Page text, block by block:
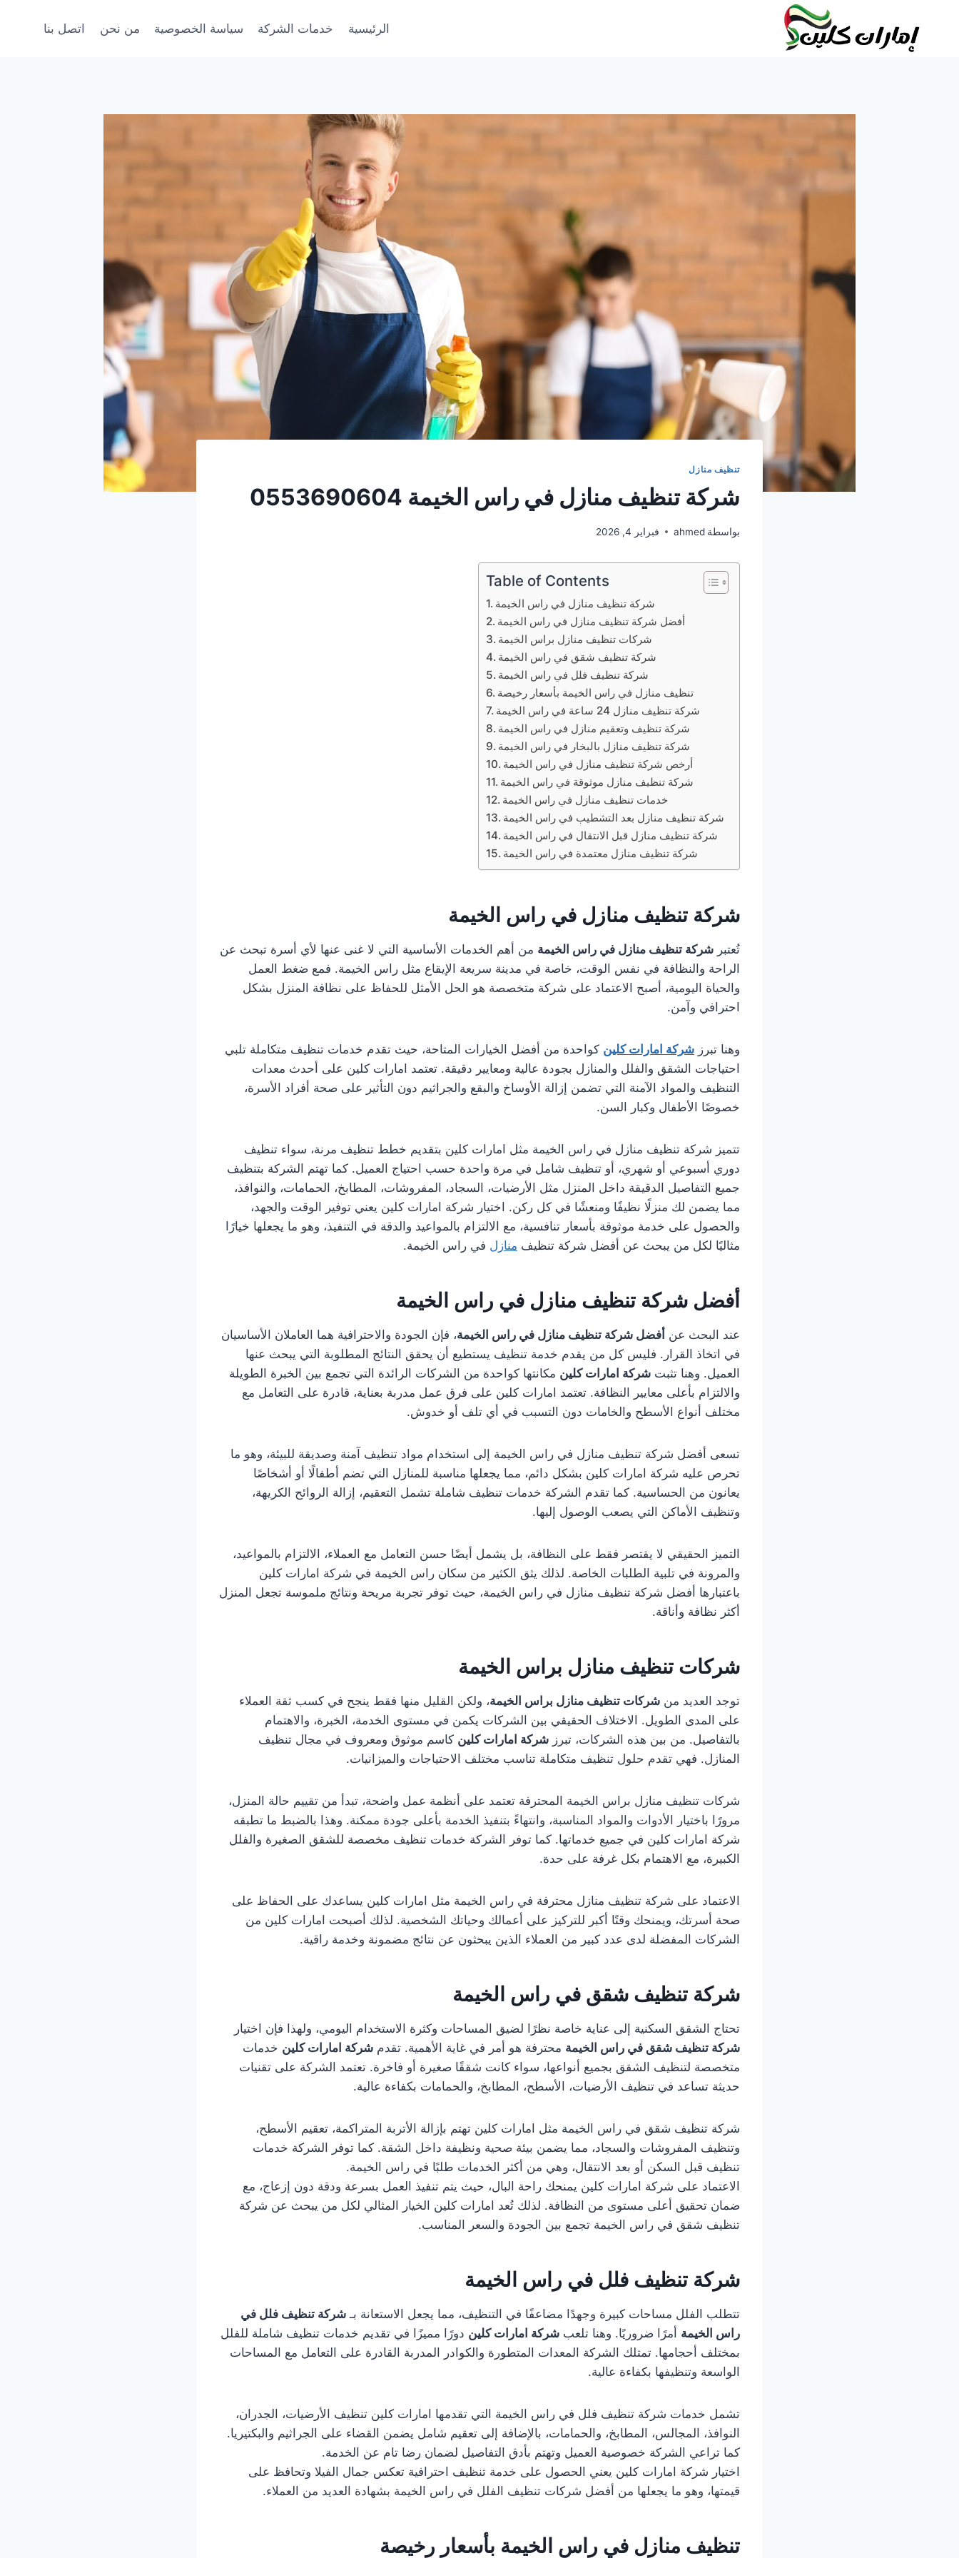
الرئيسية خدمات الشركة سياسة الخصوصية من نحن اتصل بنا
تنظيف منازل
شركة تنظيف منازل في راس الخيمة 0553690604
بواسطة ahmed فبراير 4, 2026
Table of Contents
شركة تنظيف منازل في راس الخيمة
أفضل شركة تنظيف منازل في راس الخيمة
شركات تنظيف منازل براس الخيمة
شركة تنظيف شقق في راس الخيمة
شركة تنظيف فلل في راس الخيمة
تنظيف منازل في راس الخيمة بأسعار رخيصة
شركة تنظيف منازل 24 ساعة في راس الخيمة
شركة تنظيف وتعقيم منازل في راس الخيمة
شركة تنظيف منازل بالبخار في راس الخيمة
أرخص شركة تنظيف منازل في راس الخيمة
شركة تنظيف منازل موثوقة في راس الخيمة
خدمات تنظيف منازل في راس الخيمة
شركة تنظيف منازل بعد التشطيب في راس الخيمة
شركة تنظيف منازل قبل الانتقال في راس الخيمة
شركة تنظيف منازل معتمدة في راس الخيمة
شركة تنظيف منازل في راس الخيمة
تُعتبر شركة تنظيف منازل في راس الخيمة من أهم الخدمات الأساسية التي لا غنى عنها لأي أسرة تبحث عن
الراحة والنظافة في نفس الوقت، خاصة في مدينة سريعة الإيقاع مثل راس الخيمة. فمع ضغط العمل
والحياة اليومية، أصبح الاعتماد على شركة متخصصة هو الحل الأمثل للحفاظ على نظافة المنزل بشكل
احترافي وآمن.
وهنا تبرز شركة امارات كلين كواحدة من أفضل الخيارات المتاحة، حيث تقدم خدمات تنظيف متكاملة تلبي
احتياجات الشقق والفلل والمنازل بجودة عالية ومعايير دقيقة. تعتمد امارات كلين على أحدث معدات
التنظيف والمواد الآمنة التي تضمن إزالة الأوساخ والبقع والجراثيم دون التأثير على صحة أفراد الأسرة،
خصوصًا الأطفال وكبار السن.
تتميز شركة تنظيف منازل في راس الخيمة مثل امارات كلين بتقديم خطط تنظيف مرنة، سواء تنظيف
دوري أسبوعي أو شهري، أو تنظيف شامل في مرة واحدة حسب احتياج العميل. كما تهتم الشركة بتنظيف
جميع التفاصيل الدقيقة داخل المنزل مثل الأرضيات، السجاد، المفروشات، المطابخ، الحمامات، والنوافذ،
مما يضمن لك منزلًا نظيفًا ومنعشًا في كل ركن. اختيار شركة امارات كلين يعني توفير الوقت والجهد،
والحصول على خدمة موثوقة بأسعار تنافسية، مع الالتزام بالمواعيد والدقة في التنفيذ، وهو ما يجعلها خيارًا
مثاليًا لكل من يبحث عن أفضل شركة تنظيف منازل في راس الخيمة.
أفضل شركة تنظيف منازل في راس الخيمة
عند البحث عن أفضل شركة تنظيف منازل في راس الخيمة، فإن الجودة والاحترافية هما العاملان الأساسيان
في اتخاذ القرار. فليس كل من يقدم خدمة تنظيف يستطيع أن يحقق النتائج المطلوبة التي يبحث عنها
العميل. وهنا تثبت شركة امارات كلين مكانتها كواحدة من الشركات الرائدة التي تجمع بين الخبرة الطويلة
والالتزام بأعلى معايير النظافة. تعتمد امارات كلين على فرق عمل مدربة بعناية، قادرة على التعامل مع
مختلف أنواع الأسطح والخامات دون التسبب في أي تلف أو خدوش.
تسعى أفضل شركة تنظيف منازل في راس الخيمة إلى استخدام مواد تنظيف آمنة وصديقة للبيئة، وهو ما
تحرص عليه شركة امارات كلين بشكل دائم، مما يجعلها مناسبة للمنازل التي تضم أطفالًا أو أشخاصًا
يعانون من الحساسية. كما تقدم الشركة خدمات تنظيف شاملة تشمل التعقيم، إزالة الروائح الكريهة،
وتنظيف الأماكن التي يصعب الوصول إليها.
التميز الحقيقي لا يقتصر فقط على النظافة، بل يشمل أيضًا حسن التعامل مع العملاء، الالتزام بالمواعيد،
والمرونة في تلبية الطلبات الخاصة. لذلك يثق الكثير من سكان راس الخيمة في شركة امارات كلين
باعتبارها أفضل شركة تنظيف منازل في راس الخيمة، حيث توفر تجربة مريحة ونتائج ملموسة تجعل المنزل
أكثر نظافة وأناقة.
شركات تنظيف منازل براس الخيمة
توجد العديد من شركات تنظيف منازل براس الخيمة، ولكن القليل منها فقط ينجح في كسب ثقة العملاء
على المدى الطويل. الاختلاف الحقيقي بين الشركات يكمن في مستوى الخدمة، الخبرة، والاهتمام
بالتفاصيل. من بين هذه الشركات، تبرز شركة امارات كلين كاسم موثوق ومعروف في مجال تنظيف
المنازل. فهي تقدم حلول تنظيف متكاملة تناسب مختلف الاحتياجات والميزانيات.
شركات تنظيف منازل براس الخيمة المحترفة تعتمد على أنظمة عمل واضحة، تبدأ من تقييم حالة المنزل،
مرورًا باختيار الأدوات والمواد المناسبة، وانتهاءً بتنفيذ الخدمة بأعلى جودة ممكنة. وهذا بالضبط ما تطبقه
شركة امارات كلين في جميع خدماتها. كما توفر الشركة خدمات تنظيف مخصصة للشقق الصغيرة والفلل
الكبيرة، مع الاهتمام بكل غرفة على حدة.
الاعتماد على شركة تنظيف منازل محترفة في راس الخيمة مثل امارات كلين يساعدك على الحفاظ على
صحة أسرتك، ويمنحك وقتًا أكبر للتركيز على أعمالك وحياتك الشخصية. لذلك أصبحت امارات كلين من
الشركات المفضلة لدى عدد كبير من العملاء الذين يبحثون عن نتائج مضمونة وخدمة راقية.
شركة تنظيف شقق في راس الخيمة
تحتاج الشقق السكنية إلى عناية خاصة نظرًا لضيق المساحات وكثرة الاستخدام اليومي، ولهذا فإن اختيار
شركة تنظيف شقق في راس الخيمة محترفة هو أمر في غاية الأهمية. تقدم شركة امارات كلين خدمات
متخصصة لتنظيف الشقق بجميع أنواعها، سواء كانت شققًا صغيرة أو فاخرة. تعتمد الشركة على تقنيات
حديثة تساعد في تنظيف الأرضيات، الأسطح، المطابخ، والحمامات بكفاءة عالية.
شركة تنظيف شقق في راس الخيمة مثل امارات كلين تهتم بإزالة الأتربة المتراكمة، تعقيم الأسطح،
وتنظيف المفروشات والسجاد، مما يضمن بيئة صحية ونظيفة داخل الشقة. كما توفر الشركة خدمات
تنظيف قبل السكن أو بعد الانتقال، وهي من أكثر الخدمات طلبًا في راس الخيمة.
الاعتماد على شركة امارات كلين يمنحك راحة البال، حيث يتم تنفيذ العمل بسرعة ودقة دون إزعاج، مع
ضمان تحقيق أعلى مستوى من النظافة. لذلك تُعد امارات كلين الخيار المثالي لكل من يبحث عن شركة
تنظيف شقق في راس الخيمة تجمع بين الجودة والسعر المناسب.
شركة تنظيف فلل في راس الخيمة
تتطلب الفلل مساحات كبيرة وجهدًا مضاعفًا في التنظيف، مما يجعل الاستعانة بـ شركة تنظيف فلل في
راس الخيمة أمرًا ضروريًا. وهنا تلعب شركة امارات كلين دورًا مميزًا في تقديم خدمات تنظيف شاملة للفلل
بمختلف أحجامها. تمتلك الشركة المعدات المتطورة والكوادر المدربة القادرة على التعامل مع المساحات
الواسعة وتنظيفها بكفاءة عالية.
تشمل خدمات شركة تنظيف فلل في راس الخيمة التي تقدمها امارات كلين تنظيف الأرضيات، الجدران،
النوافذ، المجالس، المطابخ، والحمامات، بالإضافة إلى تعقيم شامل يضمن القضاء على الجراثيم والبكتيريا.
كما تراعي الشركة خصوصية العميل وتهتم بأدق التفاصيل لضمان رضا تام عن الخدمة.
اختيار شركة امارات كلين يعني الحصول على خدمة تنظيف احترافية تعكس جمال الفيلا وتحافظ على
قيمتها، وهو ما يجعلها من أفضل شركات تنظيف الفلل في راس الخيمة بشهادة العديد من العملاء.
تنظيف منازل في راس الخيمة بأسعار رخيصة